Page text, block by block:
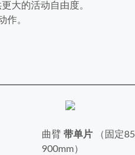
大的活动自由度。
作。
曲臂 带单片
（固定
900mm）